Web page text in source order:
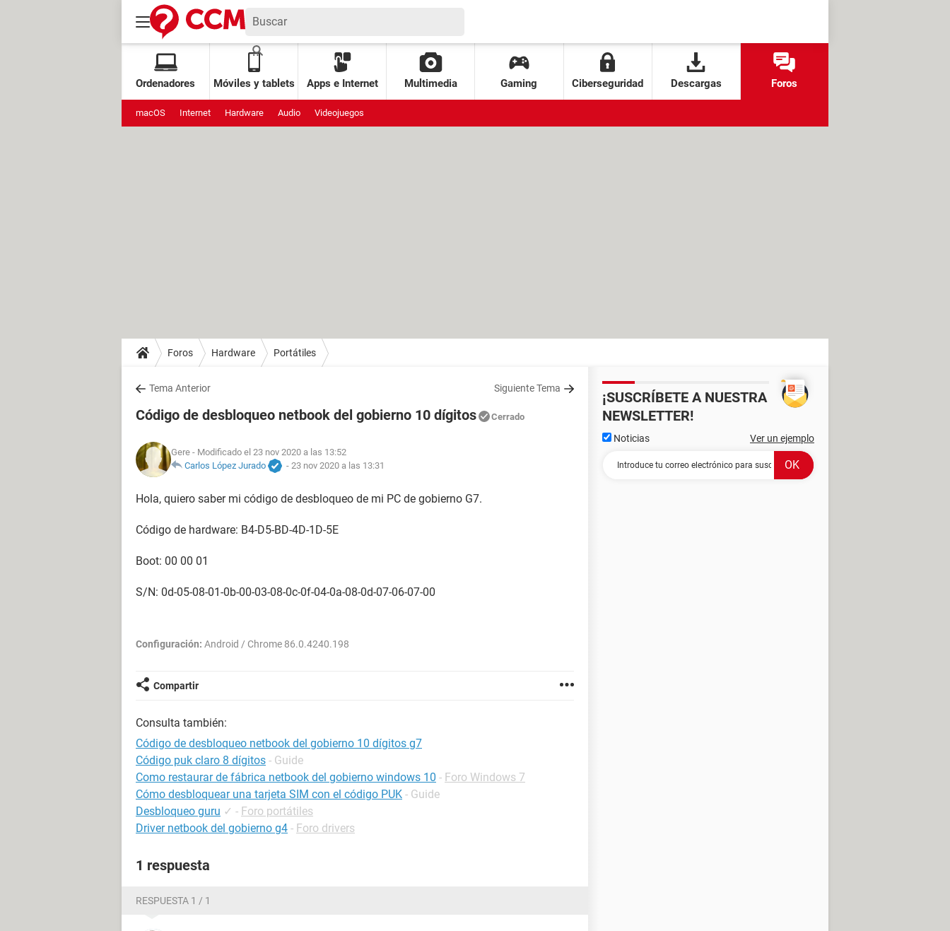
Ordenadores Móviles y tablets Apps e Internet Multimedia Gaming Ciberseguridad Descargas Foros
macOS Internet Hardware Audio Videojuegos
Foros Hardware Portátiles
Tema Anterior Siguiente Tema
Código de desbloqueo netbook del gobierno 10 dígitos Cerrado
Gere - Modificado el 23 nov 2020 a las 13:52
Carlos López Jurado
- 23 nov 2020 a las 13:31
Hola, quiero saber mi código de desbloqueo de mi PC de gobierno G7.
Código de hardware: B4-D5-BD-4D-1D-5E
Boot: 00 00 01
S/N: 0d-05-08-01-0b-00-03-08-0c-0f-04-0a-08-0d-07-06-07-00
Configuración: Android / Chrome 86.0.4240.198
Compartir
Consulta también:
Código de desbloqueo netbook del gobierno 10 dígitos g7
Código puk claro 8 dígitos - Guide
Como restaurar de fábrica netbook del gobierno windows 10 - Foro Windows 7
Cómo desbloquear una tarjeta SIM con el código PUK - Guide
Desbloqueo guru ✓ - Foro portátiles
Driver netbook del gobierno g4 - Foro drivers
1 respuesta
RESPUESTA 1 / 1
¡SUSCRÍBETE A NUESTRA
NEWSLETTER!
Noticias Ver un ejemplo